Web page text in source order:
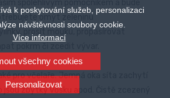
k poskytování služeb, personalizaci
návštěvnosti soubory cookie.
Více informací
všechny cookies
Personalizovat
omýt zeleninu
prosít mouku, propasírovat
pro včelaře. Jemná oka síta zachytí
jsou zbytky vosku apod. Čistě zcezený